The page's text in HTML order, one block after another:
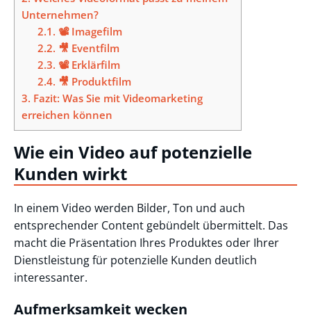
Unternehmen?
2.1. 📽️ Imagefilm
2.2. 🎥 Eventfilm
2.3. 📽️ Erklärfilm
2.4. 🎥 Produktfilm
3. Fazit: Was Sie mit Videomarketing
erreichen können
Wie ein Video auf potenzielle
Kunden wirkt
In einem Video werden Bilder, Ton und auch
entsprechender Content gebündelt übermittelt. Das
macht die Präsentation Ihres Produktes oder Ihrer
Dienstleistung für potenzielle Kunden deutlich
interessanter.
Aufmerksamkeit wecken